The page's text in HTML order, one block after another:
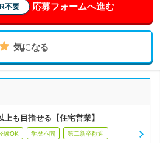
不要 応募フォームへ進む
気になる
も目指せる【住宅営業】
験OK 学歴不問 第二新卒歓迎